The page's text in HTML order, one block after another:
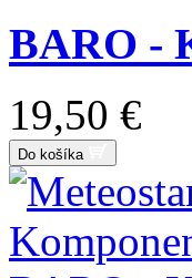
BARO -
19,50 €
Do košíka